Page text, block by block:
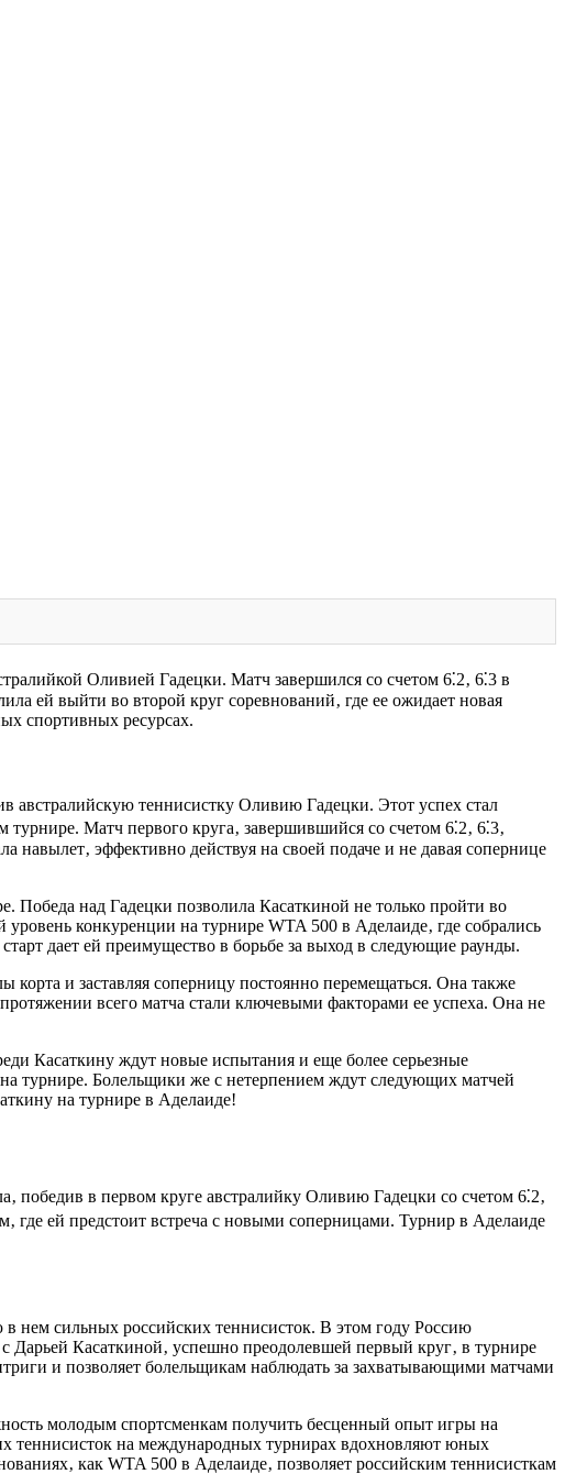
Оливией Гадецки. Матч завершился со счетом 6⁚2‚ 6⁚3 в
ей выйти во второй круг соревнований‚ где ее ожидает новая
спортивных ресурсах.
австралийскую теннисистку Оливию Гадецки. Этот успех стал
Матч первого круга‚ завершившийся со счетом 6⁚2‚ 6⁚3‚
навылет‚ эффективно действуя на своей подаче и не давая сопернице
Победа над Гадецки позволила Касаткиной не только пройти во
конкуренции на турнире WTA 500 в Аделаиде‚ где собрались
дает ей преимущество в борьбе за выход в следующие раунды.
и заставляя соперницу постоянно перемещаться. Она также
всего матча стали ключевыми факторами ее успеха. Она не
Касаткину ждут новые испытания и еще более серьезные
турнире. Болельщики же с нетерпением ждут следующих матчей
на турнире в Аделаиде!
победив в первом круге австралийку Оливию Гадецки со счетом 6⁚2‚
где ей предстоит встреча с новыми соперницами. Турнир в Аделаиде
нем сильных российских теннисисток. В этом году Россию
Дарьей Касаткиной‚ успешно преодолевшей первый круг‚ в турнире
и позволяет болельщикам наблюдать за захватывающими матчами
молодым спортсменкам получить бесценный опыт игры на
теннисисток на международных турнирах вдохновляют юных
как WTA 500 в Аделаиде‚ позволяет российским теннисисткам